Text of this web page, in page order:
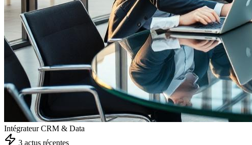
Intégrateur CRM & Data
3 actus récentes